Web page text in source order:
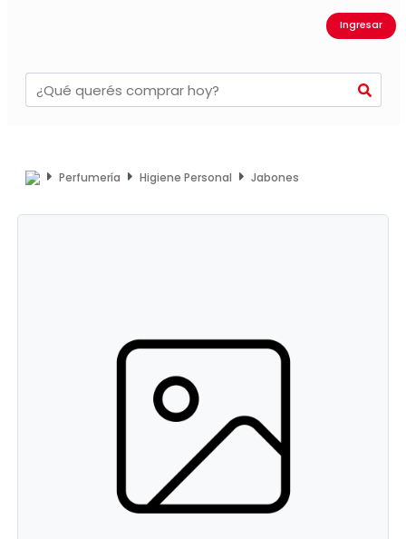
Ingresar
Perfumería Higiene Personal Jabones